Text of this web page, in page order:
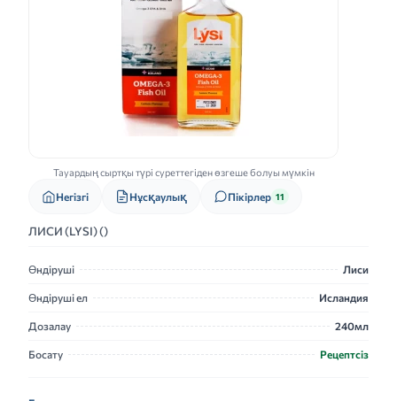
Тауардың сыртқы түрі суреттегіден өзгеше болуы мүмкін
Негізгі Нұсқаулық Пікірлер 11
ЛИСИ (LYSI) ()
Өндіруші Лиси
Өндіруші ел Исландия
Дозалау 240мл
Босату Рецептсіз